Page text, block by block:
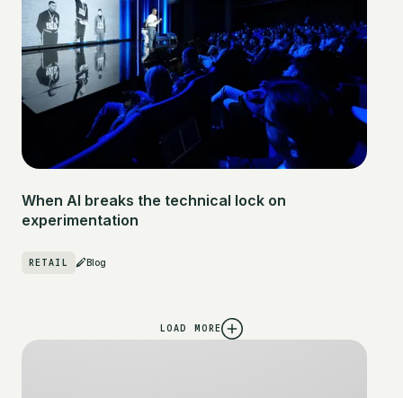
When AI breaks the technical lock on
experimentation
RETAIL Blog
LOAD MORE